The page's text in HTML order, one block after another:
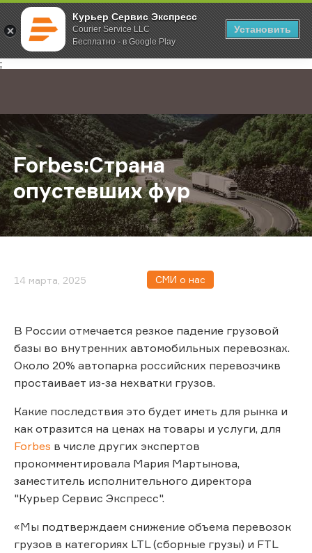
Курьер Сервис Экспресс
Courier Service LLC
Бесплатно - в Google Play
Установить
;
Главная О компании Новости Forbes:Страна опустевших фур
Forbes:Страна
опустевших фур
14 марта, 2025 СМИ о нас
В России отмечается резкое падение грузовой
базы во внутренних автомобильных перевозках.
Около 20% автопарка российских перевозчикв
простаивает из-за нехватки грузов.
Какие последствия это будет иметь для рынка и
как отразится на ценах на товары и услуги, для
Forbes в числе других экспертов
прокомментировала Мария Мартынова,
заместитель исполнительного директора
"Курьер Сервис Экспресс".
«Мы подтверждаем снижение объема перевозок
грузов в категориях LTL (сборные грузы) и FTL